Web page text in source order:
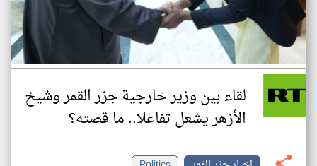
لقاء بين وزير خارجية جزر القمر وشيخ
الأزهر يشعل تفاعلا.. ما قصته؟